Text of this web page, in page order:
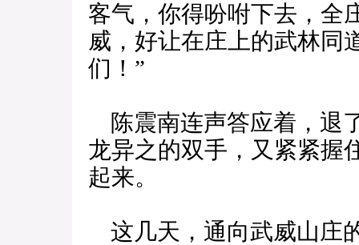
客气，你得吩咐下去，全
威，好让在庄上的武林同
们！”
陈震南连声答应着，退
龙异之的双手，又紧紧握
起来。
这几天，通向武威山庄